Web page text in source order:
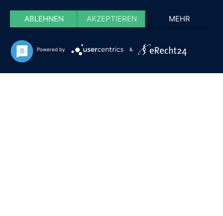
ABLEHNEN AKZEPTIEREN MEHR
Powered by &